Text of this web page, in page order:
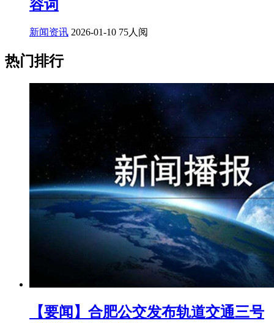
容词
新闻资讯 2026-01-10 75人阅
热门排行
【要闻】合肥公交发布轨道交通三号